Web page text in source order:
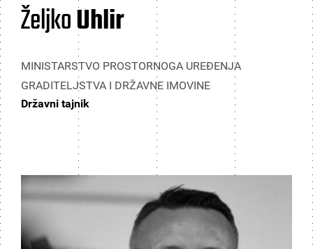
ŽeljkoUhlir
MINISTARSTVO PROSTORNOGA UREĐENJA
GRADITELJSTVA I DRŽAVNE IMOVINE
Državni tajnik